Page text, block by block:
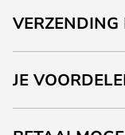
VERZENDING
JE